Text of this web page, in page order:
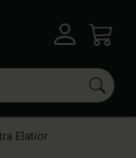
Log ind Kurv
Elatior